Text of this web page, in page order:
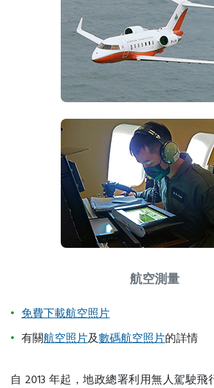
航空測量
免費下載航空照片
有關航空照片及數碼航空照片的詳情
自 2013 年起，地政總署利用無人駕駛飛